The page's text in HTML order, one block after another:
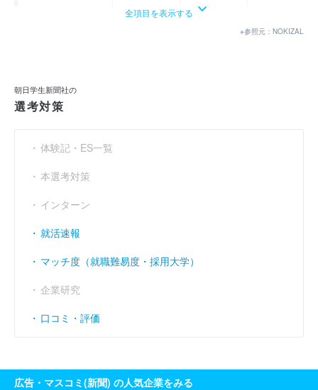
----
売上伸び率
全項目を表示する
※参照元：NOKIZAL
朝日学生新聞社の
選考対策
体験記・ES一覧
本選考対策
インターン
就活速報
マッチ度（就職難易度・採用大学）
企業研究
口コミ・評価
広告・マスコミ(新聞) の人気企業をみる